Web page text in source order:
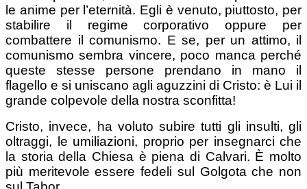
le anime per l’eternità. Egli è venuto, piuttosto, per
stabilire il regime corporativo oppure per
combattere il comunismo. E se, per un attimo, il
comunismo sembra vincere, poco manca perché
queste stesse persone prendano in mano il
flagello e si uniscano agli aguzzini di Cristo: è Lui il
grande colpevole della nostra sconfitta!
Cristo, invece, ha voluto subire tutti gli insulti, gli
oltraggi, le umiliazioni, proprio per insegnarci che
la storia della Chiesa è piena di Calvari. È molto
più meritevole essere fedeli sul Golgota che non